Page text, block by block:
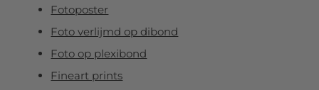
Fotoposter
Foto verlijmd op dibond
Foto op plexibond
Fineart prints